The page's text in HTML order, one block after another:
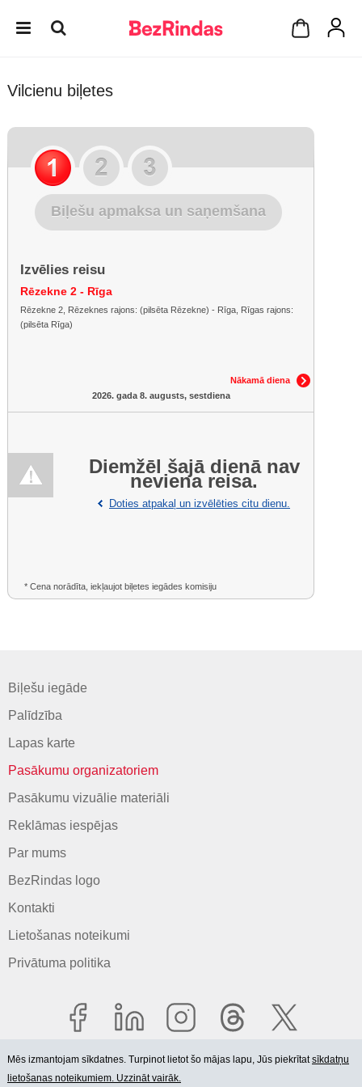
Vilcienu biļetes
Biļešu apmaksa un saņemšana
Izvēlies reisu
Rēzekne 2 - Rīga
Rēzekne 2, Rēzeknes rajons: (pilsēta Rēzekne) - Rīga, Rīgas rajons:
(pilsēta Rīga)
Nākamā diena
2026. gada 8. augusts, sestdiena
Diemžēl šajā dienā nav
neviena reisa.
Doties atpakaļ un izvēlēties citu dienu.
* Cena norādīta, iekļaujot biļetes iegādes komisiju
Biļešu iegāde
Palīdzība
Lapas karte
Pasākumu organizatoriem
Pasākumu vizuālie materiāli
Reklāmas iespējas
Par mums
BezRindas logo
Kontakti
Lietošanas noteikumi
Privātuma politika
Mēs izmantojam sīkdatnes. Turpinot lietot šo mājas lapu, Jūs piekrītatsīkdatņu
lietošanas noteikumiem. Uzzināt vairāk.